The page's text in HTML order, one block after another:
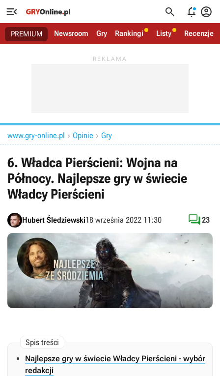
   
PREMIUM Newsroom Gry Rankingi Listy Recenzje
www.gry-online.pl  Opinie  Gry
6. Władca Pierścieni: Wojna na
Północy. Najlepsze gry w świecie
Władcy Pierścieni
Hubert Śledziewski18 września 2022 11:30 23
Najlepsze gry w świecie Władcy Pierścieni - wybór
redakcji